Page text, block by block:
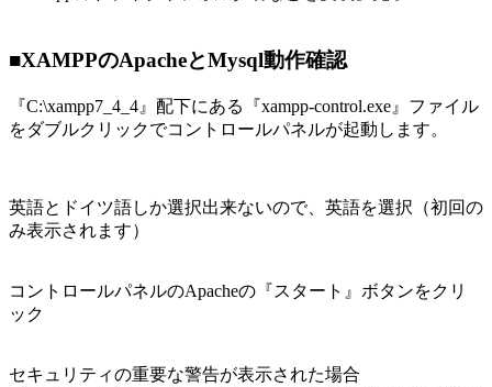
■XAMPPのApacheとMysql動作確認
『C:\xampp7_4_4』配下にある『xampp-control.exe』ファイル
をダブルクリックでコントロールパネルが起動します。
英語とドイツ語しか選択出来ないので、英語を選択（初回の
み表示されます）
コントロールパネルのApacheの『スタート』ボタンをクリ
ック
セキュリティの重要な警告が表示された場合